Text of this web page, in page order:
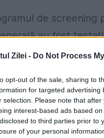
Zilei - Do Not Process
opt-out of the sale, sharing to
for targeted
selection. Please note that
interest-based ads based
to third parties prior to
of your personal
de
au fost
care a determinat
de chirurgie
a pozitivării
fost testaţi ca